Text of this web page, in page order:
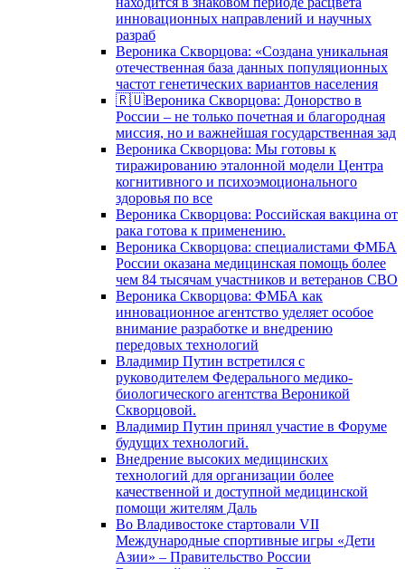
инновационных направлений и научных
разраб
Вероника Скворцова: «Создана уникальная
отечественная база данных популяционных
частот генетических вариантов населения
🇷🇺Вероника Скворцова: Донорство в
России – не только почетная и благородная
миссия, но и важнейшая государственная зад
Вероника Скворцова: Мы готовы к
тиражированию эталонной модели Центра
когнитивного и психоэмоционального
здоровья по все
Вероника Скворцова: Российская вакцина от
рака готова к применению.
Вероника Скворцова: специалистами ФМБА
России оказана медицинская помощь более
чем 84 тысячам участников и ветеранов СВО
Вероника Скворцова: ФМБА как
инновационное агентство уделяет особое
внимание разработке и внедрению
передовых технологий
Владимир Путин встретился с
руководителем Федерального медико-
биологического агентства Вероникой
Скворцовой.
Владимир Путин принял участие в Форуме
будущих технологий.
Внедрение высоких медицинских
технологий для организации более
качественной и доступной медицинской
помощи жителям Даль
Во Владивостоке стартовали VII
Международные спортивные игры «Дети
Азии» – Правительство России